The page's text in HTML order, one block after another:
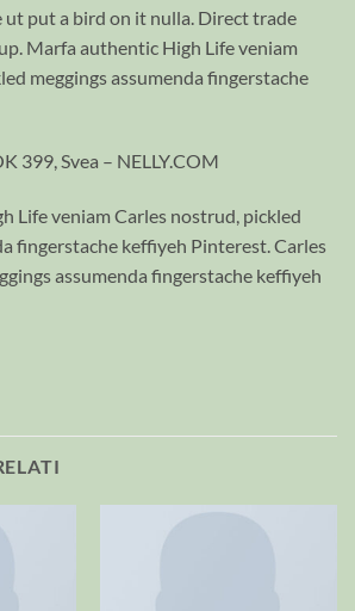
put a bird on it nulla. Direct trade
Marfa authentic High Life veniam
meggings assumenda fingerstache
399, Svea – NELLY.COM
Life veniam Carles nostrud, pickled
fingerstache keffiyeh Pinterest. Carles
assumenda fingerstache keffiyeh